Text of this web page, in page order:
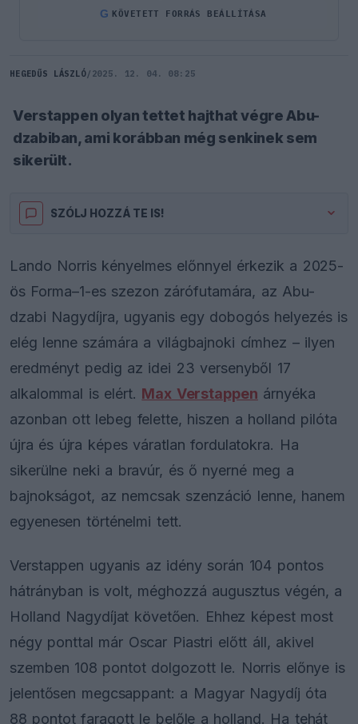
G KÖVETETT FORRÁS BEÁLLÍTÁSA
HEGEDŰS LÁSZLÓ/ 2025. 12. 04. 08:25
Verstappen olyan tettet hajthat végre Abu-
dzabiban, ami korábban még senkinek sem
sikerült.
SZÓLJ HOZZÁ TE IS!
Lando Norris kényelmes előnnyel érkezik a 2025-
ös Forma–1-es szezon zárófutamára, az Abu-
dzabi Nagydíjra, ugyanis egy dobogós helyezés is
elég lenne számára a világbajnoki címhez – ilyen
eredményt pedig az idei 23 versenyből 17
alkalommal is elért. Max Verstappen árnyéka
azonban ott lebeg felette, hiszen a holland pilóta
újra és újra képes váratlan fordulatokra. Ha
sikerülne neki a bravúr, és ő nyerné meg a
bajnokságot, az nemcsak szenzáció lenne, hanem
egyenesen történelmi tett.
Verstappen ugyanis az idény során 104 pontos
hátrányban is volt, méghozzá augusztus végén, a
Holland Nagydíjat követően. Ehhez képest most
négy ponttal már Oscar Piastri előtt áll, akivel
szemben 108 pontot dolgozott le. Norris előnye is
jelentősen megcsappant: a Magyar Nagydíj óta
88 pontot faragott le belőle a holland. Ha tehát